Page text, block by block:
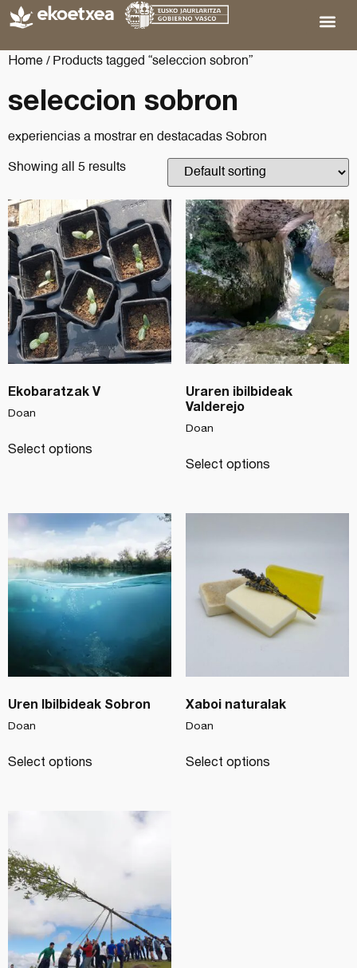
Home / Products tagged “seleccion sobron”
seleccion sobron
experiencias a mostrar en destacadas Sobron
Showing all 5 results
Ekobaratzak V
Doan
Select options
Uraren ibilbideak
Valderejo
Doan
Select options
Uren Ibilbideak Sobron
Doan
Select options
Xaboi naturalak
Doan
Select options